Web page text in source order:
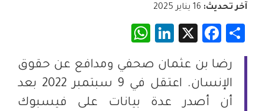
آخر تحديث:
Share
Facebook
LinkedIn
رضا بن عثمان صحفي ومدافع عن حقوق
الإنسان. اعتقل في 9 سبتمبر 2022 بعد
أن أصدر عدة بيانات على فيسبوك